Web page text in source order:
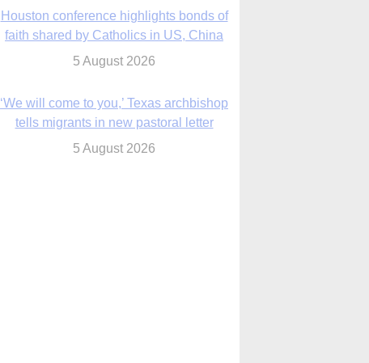
Houston conference highlights bonds of
faith shared by Catholics in US, China
5 August 2026
‘We will come to you,’ Texas archbishop
tells migrants in new pastoral letter
5 August 2026